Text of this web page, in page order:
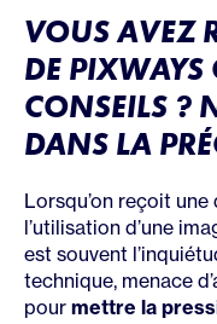
VOUS AVEZ
DE PIXWAYS
CONSEILS ?
DANS LA
Lorsqu’on reçoit
l’utilisation d’une
est souvent
technique, menace
pour mettre la